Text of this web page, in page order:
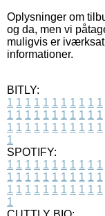
Oplysninger om
og da, men vi
muligvis er
informationer.
BITLY:
1 1 1 1 1 1 1 1 1 1 1
1 1 1 1 1 1 1 1 1 1 1
1 1 1 1 1 1 1 1 1 1 1
1
SPOTIFY:
1 1 1 1 1 1 1 1 1 1 1
1 1 1 1 1 1 1 1 1 1 1
1 1 1 1 1 1 1 1 1 1 1
1